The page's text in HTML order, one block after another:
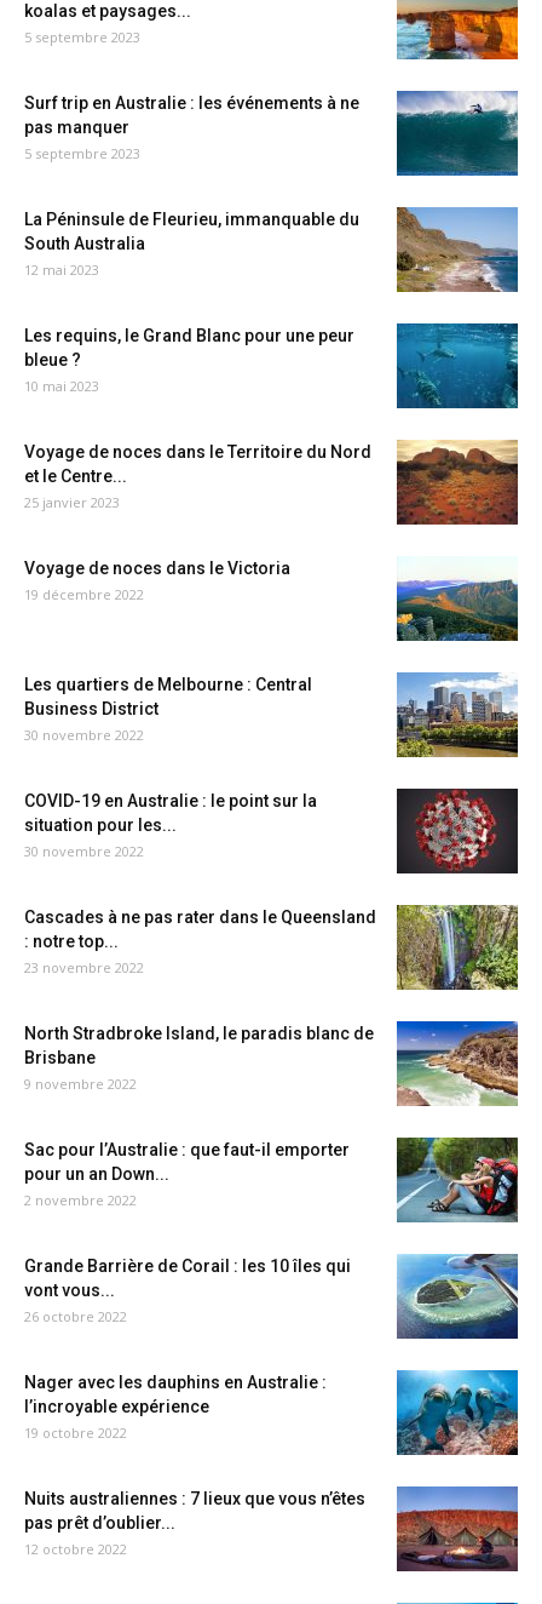
koalas et paysages...
5 septembre 2023
Surf trip en Australie : les événements à ne
pas manquer
5 septembre 2023
La Péninsule de Fleurieu, immanquable du
South Australia
12 mai 2023
Les requins, le Grand Blanc pour une peur
bleue ?
10 mai 2023
Voyage de noces dans le Territoire du Nord
et le Centre...
25 janvier 2023
Voyage de noces dans le Victoria
19 décembre 2022
Les quartiers de Melbourne : Central
Business District
30 novembre 2022
COVID-19 en Australie : le point sur la
situation pour les...
30 novembre 2022
Cascades à ne pas rater dans le Queensland
: notre top...
23 novembre 2022
North Stradbroke Island, le paradis blanc de
Brisbane
9 novembre 2022
Sac pour l’Australie : que faut-il emporter
pour un an Down...
2 novembre 2022
Grande Barrière de Corail : les 10 îles qui
vont vous...
26 octobre 2022
Nager avec les dauphins en Australie :
l’incroyable expérience
19 octobre 2022
Nuits australiennes : 7 lieux que vous n’êtes
pas prêt d’oublier...
12 octobre 2022